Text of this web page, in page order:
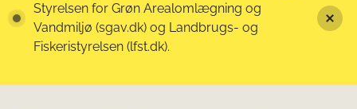
Styrelsen for Grøn Arealomlægning og
Vandmiljø (sgav.dk) og Landbrugs- og
Fiskeristyrelsen (lfst.dk).